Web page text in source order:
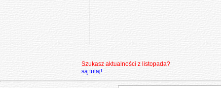
Szukasz aktualności z listopada?
są tutaj!